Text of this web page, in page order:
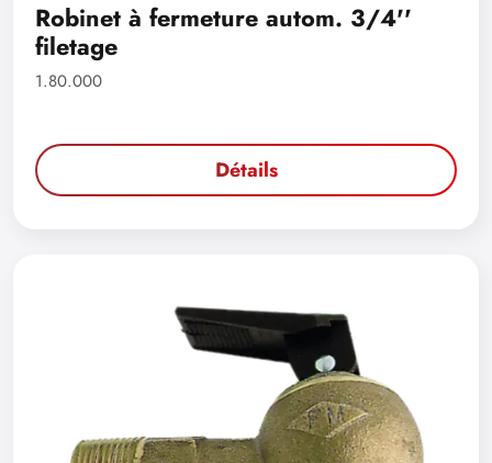
Robinet à fermeture autom. 3/4''
filetage
1.80.000
Détails